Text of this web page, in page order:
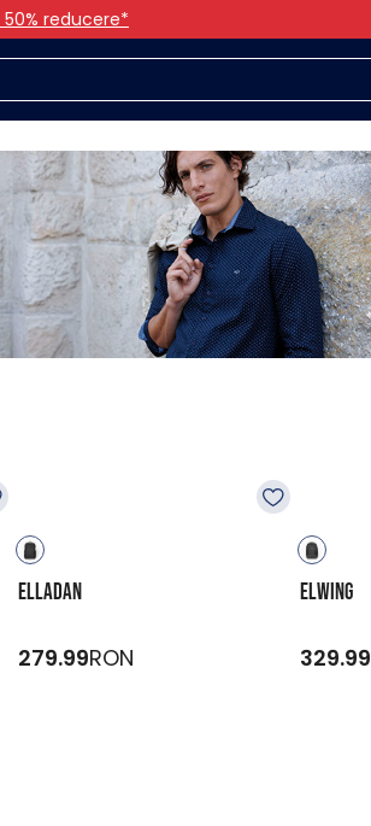
50% reducere*
ELLADAN
279.99RON
ELWING
329.99